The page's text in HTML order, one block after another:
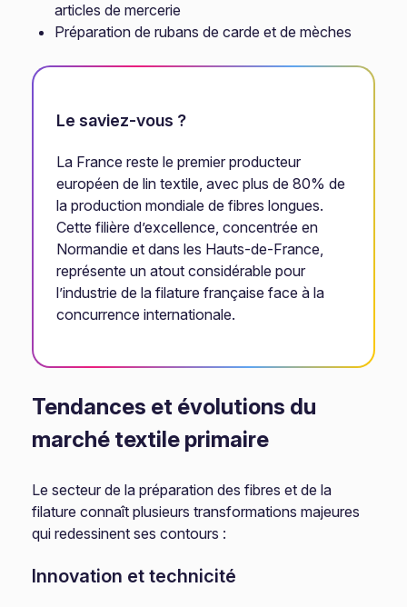
articles de mercerie
Préparation de rubans de carde et de mèches
Le saviez-vous ?
La France reste le premier producteur
européen de lin textile, avec plus de 80% de
la production mondiale de fibres longues.
Cette filière d’excellence, concentrée en
Normandie et dans les Hauts-de-France,
représente un atout considérable pour
l’industrie de la filature française face à la
concurrence internationale.
Tendances et évolutions du
marché textile primaire
Le secteur de la préparation des fibres et de la
filature connaît plusieurs transformations majeures
qui redessinent ses contours :
Innovation et technicité